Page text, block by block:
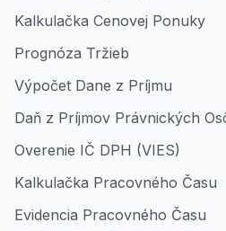
Kalkulačka Cenovej Ponuky
Prognóza Tržieb
Výpočet Dane z Príjmu
Daň z Príjmov Právnických
Overenie IČ DPH (VIES)
Kalkulačka Pracovného Času
Evidencia Pracovného Času